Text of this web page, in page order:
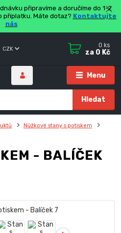
připravíme a doručíme do 1-2
příplatku. Máte dotaz? Kontaktujte
nás
Menu
CZK
Hledat
0 ks
za 0 Kč
Nůžkové stany s potiskem
- BALÍČEK